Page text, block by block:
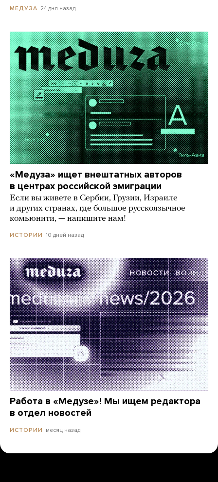
МЕДУЗА 24 дня назад
«Медуза» ищет внештатных авторов
в центрах российской эмиграции
Если вы живете в Сербии, Грузии, Израиле
и других странах, где большое русскоязычное
комьюнити, — напишите нам!
ИСТОРИИ 10 дней назад
Работа в «Медузе»! Мы ищем редактора
в отдел новостей
ИСТОРИИ месяц назад